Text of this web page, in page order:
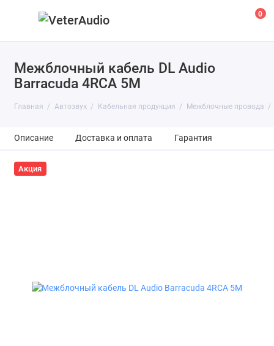
0
Межблочный кабель DL Audio
Barracuda 4RCA 5M
Главная Автозвук Кабельная продукция Межблочные провода
Описание Доставка и оплата Гарантия
Акция